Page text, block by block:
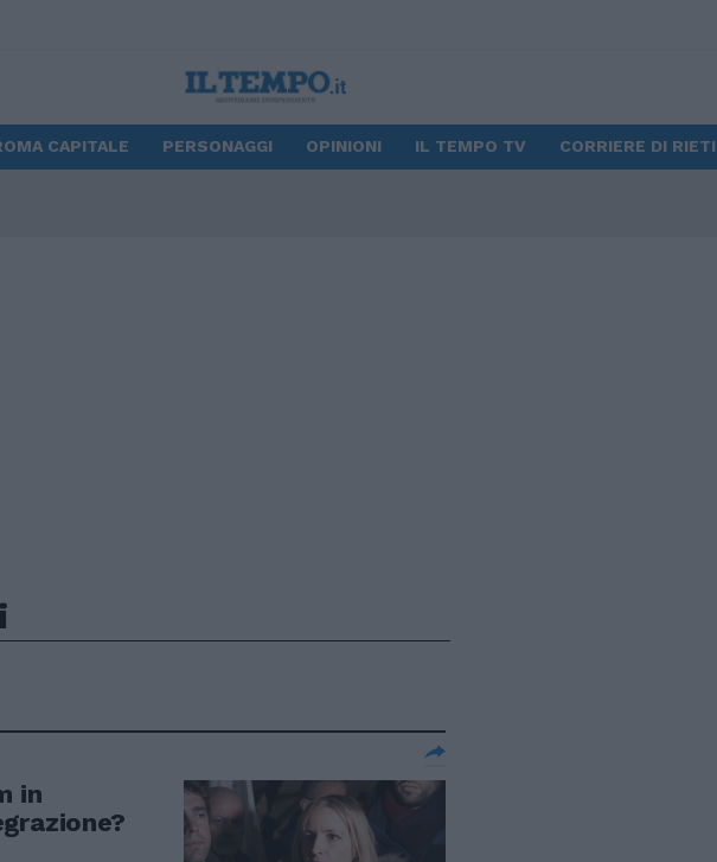
CAPITALE PERSONAGGI OPINIONI IL TEMPO TV CORRIERE DI RIETI
in